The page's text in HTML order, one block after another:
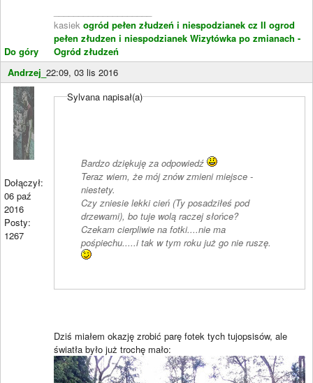
Do góry
kasiek ogród pełen złudzeń i niespodzianek cz II ogrod
pełen złudzen i niespodzianek Wizytówka po zmianach -
Ogród złudzeń
Andrzej_ 22:09, 03 lis 2016
Dołączył:
06 paź
2016
Posty:
1267
Sylvana napisał(a)
Bardzo dziękuję za odpowiedź
Teraz wiem, że mój znów zmieni miejsce -
niestety.
Czy zniesie lekki cień (Ty posadziłeś pod
drzewami), bo tuje wolą raczej słońce?
Czekam cierpliwie na fotki....nie ma
pośpiechu.....i tak w tym roku już go nie ruszę.
Dziś miałem okazję zrobić parę fotek tych tujopsisów, ale
światła było już trochę mało: